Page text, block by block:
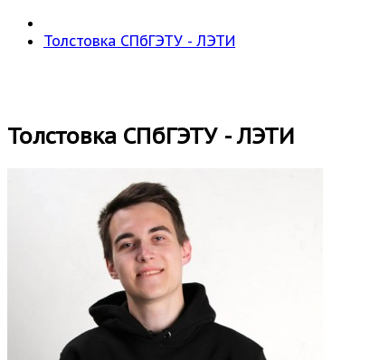
Толстовка СПбГЭТУ - ЛЭТИ
Толстовка СПбГЭТУ - ЛЭТИ